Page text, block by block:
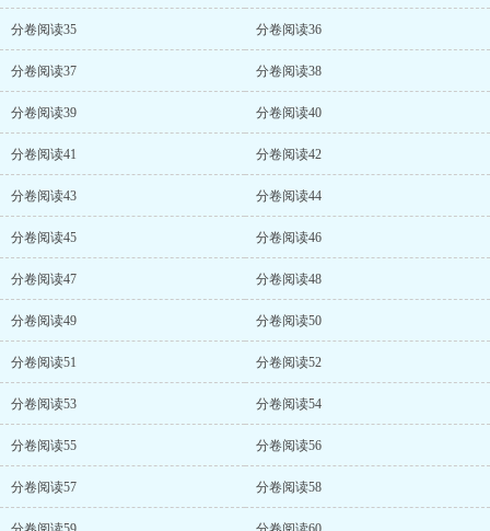
分卷阅读35 分卷阅读36
分卷阅读37 分卷阅读38
分卷阅读39 分卷阅读40
分卷阅读41 分卷阅读42
分卷阅读43 分卷阅读44
分卷阅读45 分卷阅读46
分卷阅读47 分卷阅读48
分卷阅读49 分卷阅读50
分卷阅读51 分卷阅读52
分卷阅读53 分卷阅读54
分卷阅读55 分卷阅读56
分卷阅读57 分卷阅读58